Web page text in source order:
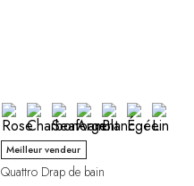
Meilleur vendeur
Quattro Drap de bain